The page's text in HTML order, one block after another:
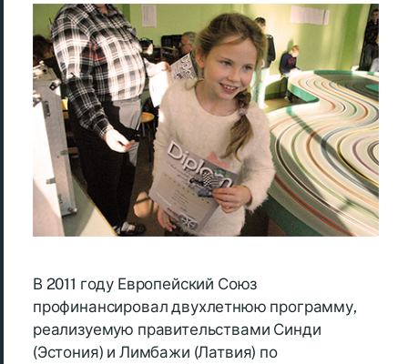
В 2011 году Европейский Союз
профинансировал двухлетнюю программу,
реализуемую правительствами Синди
(Эстония) и Лимбажи (Латвия) по